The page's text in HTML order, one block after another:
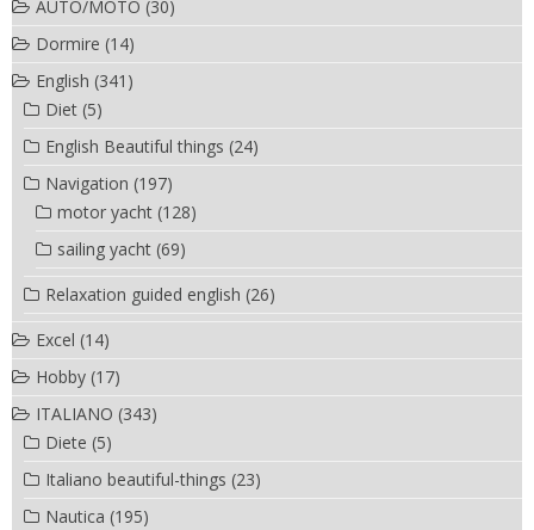
AUTO/MOTO (30)
Dormire (14)
English (341)
Diet (5)
English Beautiful things (24)
Navigation (197)
motor yacht (128)
sailing yacht (69)
Relaxation guided english (26)
Excel (14)
Hobby (17)
ITALIANO (343)
Diete (5)
Italiano beautiful-things (23)
Nautica (195)